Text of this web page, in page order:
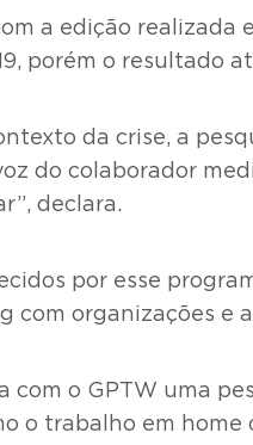
a edição
porém o resultado
da crise, a
do colaborador
declara.
por esse
com organizações e
o GPTW uma
o trabalho em